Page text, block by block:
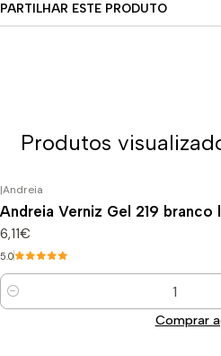
PARTILHAR ESTE PRODUTO
Produtos
|Andreia
Andreia Verniz Gel 219 branco
6,11€
5.0
Quantidade
Comprar